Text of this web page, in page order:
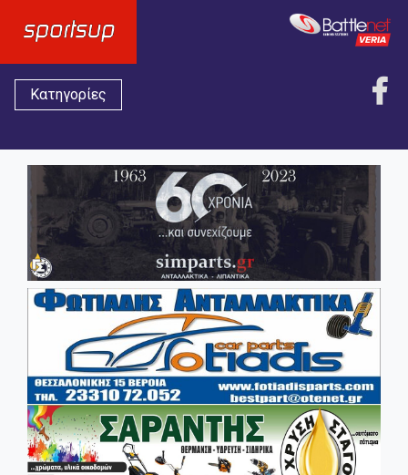
Κατηγορίες